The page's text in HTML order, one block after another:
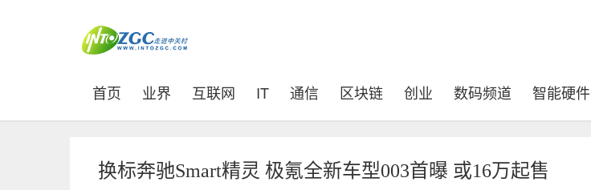
首页 (current)
业界 互联网 IT 通信 区块链 创业 数码频道 智能硬件
换标奔驰Smart精灵 极氪全新车型003首曝 或16万起售